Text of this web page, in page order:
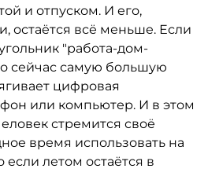
и отпуском. И его,
остаётся всё меньше. Если
"работа-дом-
сейчас самую большую
цифровая
или компьютер. И в этом
стремится своё
время использовать на
летом остаётся в